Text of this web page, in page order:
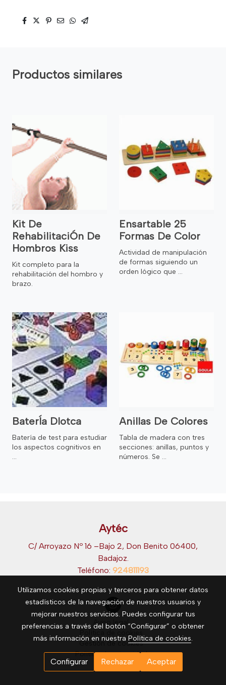
Productos similares
Kit De
RehabilitaciÓn De
Hombros Kiss
Kit completo para la
rehabilitación del hombro y
brazo.
Ensartable 25
Formas De Color
Actividad de manipulación
de formas siguiendo un
orden lógico que ...
BaterÍa Dlotca
Batería de test para estudiar
los aspectos cognitivos en
...
Anillas De Colores
Tabla de madera con tres
secciones: anillas, puntos y
números. Se ...
Aytéc
C/ Arroyazo Nº 16 –Bajo 2, Don Benito 06400,
Badajoz.
Teléfono: 924811193
Aviso legal
Gestión de cookies
Política de privacidad
Utilizamos cookies propias y terceros para obtener datos
estadísticos de la navegación de nuestros usuarios y
mejorar nuestros servicios. Puedes configurar tus
preferencias a través del botón “Configurar” o obtener
más información en nuestra Política de cookies.
Configurar Rechazar Aceptar